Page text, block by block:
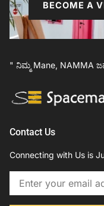
BECOME A
" ನಿಮ್ಮ Mane, NAMMA
Contact Us
Connecting with Us is
Email